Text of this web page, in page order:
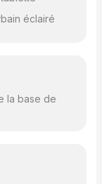
de 3/8"
de
éclairé
la base de